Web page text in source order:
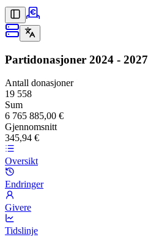
Partidonasjoner 2024 - 2027
Antall donasjoner
19 558
Sum
6 765 885,00 €
Gjennomsnitt
345,94 €
Oversikt
Endringer
Givere
Tidslinje